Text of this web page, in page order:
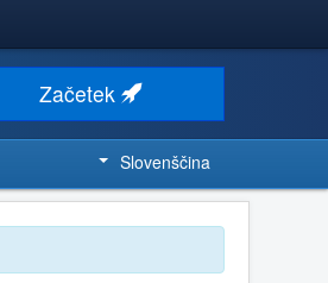
Začetek
Slovenščina